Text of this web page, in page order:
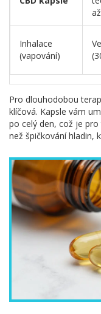
Inhalace
(vapování)
Pro dlouhodobou
klíčová. Kapsle vám
po celý den, což je
než špičkování hladin,